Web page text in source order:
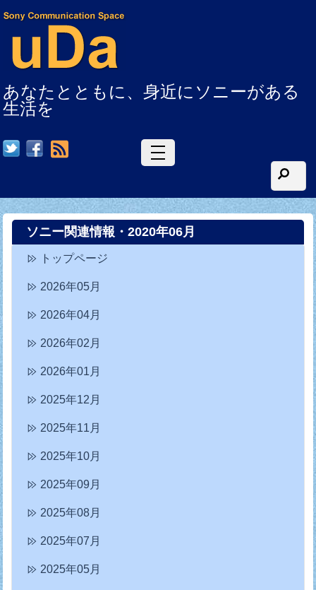
あなたとともに、身近にソニーがある
生活を
ソニー関連情報・2020年06月
トップページ
2026年05月
2026年04月
2026年02月
2026年01月
2025年12月
2025年11月
2025年10月
2025年09月
2025年08月
2025年07月
2025年05月